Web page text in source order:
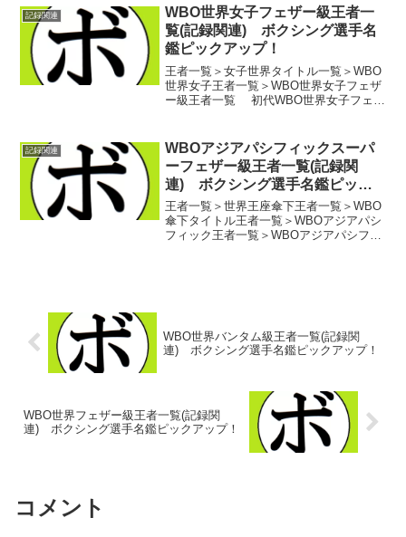
を含めて日本からの世界王者は5人しか産
ま...
記録関連
WBO世界女子フェザー級王者一
覧(記録関連) ボクシング選手名
鑑ピックアップ！
王者一覧＞女子世界タイトル一覧＞WBO
世界女子王者一覧＞WBO世界女子フェザ
ー級王者一覧 初代WBO世界女子フェザ
ジャニーヌ・ガーサイド(カナ
ダ)第3代...
記録関連
WBOアジアパシフィックスーパ
ーフェザー級王者一覧(記録関
連) ボクシング選手名鑑ピック
アップ！
王者一覧＞世界王座傘下王者一覧＞WBO
傘下タイトル王者一覧＞WBOアジアパシ
フィック王者一覧＞WBOアジアパシフィ
WBO世界バンタム級王者一覧(記録関
連) ボクシング選手名鑑ピックアップ！
WBO世界フェザー級王者一覧(記録関
連) ボクシング選手名鑑ピックアップ！
コメント